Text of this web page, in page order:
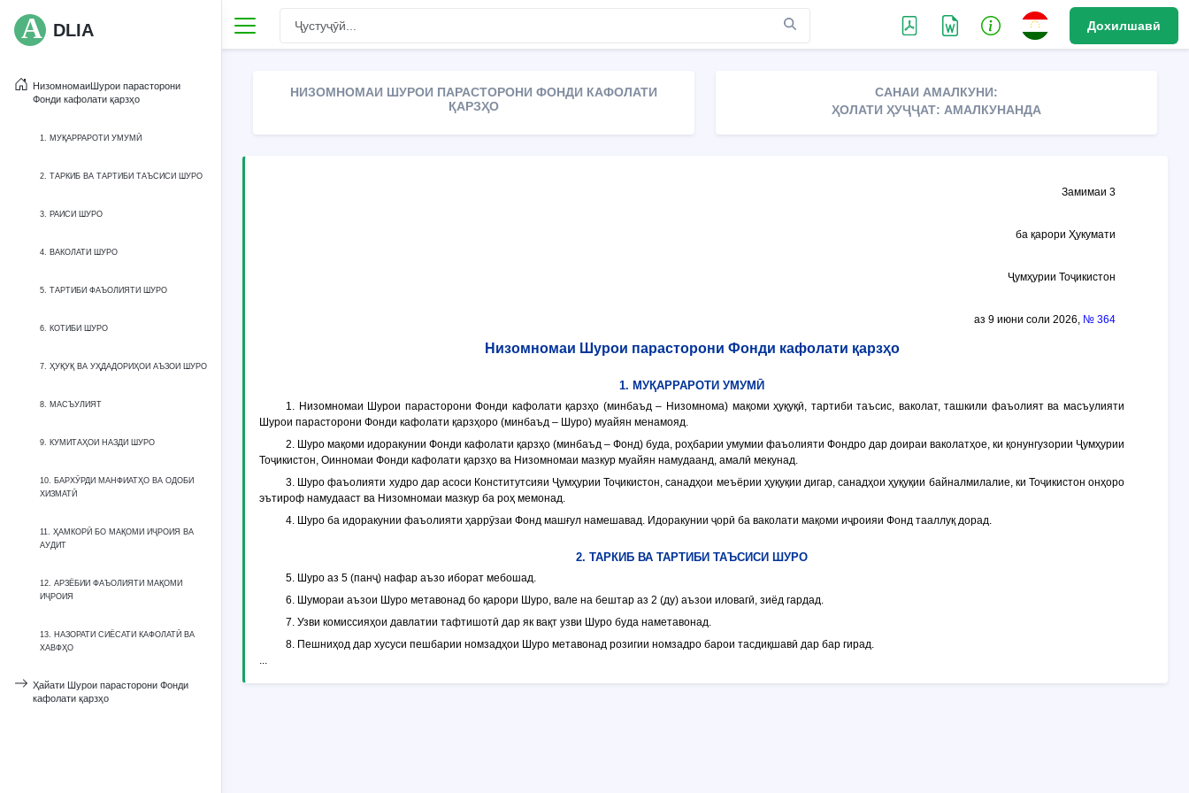
Дохилшавӣ
DLIA
НизомномаиШурои парасторони
Фонди кафолати қарзҳо
1. МУҚАРРАРОТИ УМУМӢ
2. ТАРКИБ ВА ТАРТИБИ ТАЪСИСИ ШУРО
3. РАИСИ ШУРО
4. ВАКОЛАТИ ШУРО
5. ТАРТИБИ ФАЪОЛИЯТИ ШУРО
6. КОТИБИ ШУРО
7. ҲУҚУҚ ВА УҲДАДОРИҲОИ АЪЗОИ ШУРО
8. МАСЪУЛИЯТ
9. КУМИТАҲОИ НАЗДИ ШУРО
10. БАРХӮРДИ МАНФИАТҲО ВА ОДОБИ
ХИЗМАТӢ
11. ҲАМКОРӢ БО МАҚОМИ ИҶРОИЯ ВА
АУДИТ
12. АРЗЁБИИ ФАЪОЛИЯТИ МАҚОМИ
ИҶРОИЯ
13. НАЗОРАТИ СИЁСАТИ КАФОЛАТӢ ВА
ХАВФҲО
Ҳайати Шурои парасторони Фонди
кафолати қарзҳо
НИЗОМНОМАИ ШУРОИ ПАРАСТОРОНИ ФОНДИ КАФОЛАТИ
ҚАРЗҲО
САНАИ АМАЛКУНИ:
ҲОЛАТИ ҲУҶҶАТ: АМАЛКУНАНДА
Замимаи 3
ба қарори Ҳукумати
Ҷумҳурии Тоҷикистон
аз 9 июни соли 2026, № 364
Низомномаи Шурои парасторони Фонди кафолати қарзҳо
1. МУҚАРРАРОТИ УМУМӢ
1. Низомномаи Шурои парасторони Фонди кафолати қарзҳо (минбаъд – Низомнома) мақоми ҳуқуқӣ, тартиби таъсис, ваколат, ташкили фаъолият ва масъулияти
Шурои парасторони Фонди кафолати қарзҳоро (минбаъд – Шуро) муайян менамояд.
2. Шуро мақоми идоракунии Фонди кафолати қарзҳо (минбаъд – Фонд) буда, роҳбарии умумии фаъолияти Фондро дар доираи ваколатҳое, ки қонунгузории Ҷумҳурии
Тоҷикистон, Оинномаи Фонди кафолати қарзҳо ва Низомномаи мазкур муайян намудаанд, амалӣ мекунад.
3. Шуро фаъолияти худро дар асоси Конститутсияи Ҷумҳурии Тоҷикистон, санадҳои меъёрии ҳуқуқии дигар, санадҳои ҳуқуқии байналмилалие, ки Тоҷикистон онҳоро
эътироф намудааст ва Низомномаи мазкур ба роҳ мемонад.
4. Шуро ба идоракунии фаъолияти ҳаррӯзаи Фонд машғул намешавад. Идоракунии ҷорӣ ба ваколати мақоми иҷроияи Фонд тааллуқ дорад.
2. ТАРКИБ ВА ТАРТИБИ ТАЪСИСИ ШУРО
5. Шуро аз 5 (панҷ) нафар аъзо иборат мебошад.
6. Шумораи аъзои Шуро метавонад бо қарори Шуро, вале на бештар аз 2 (ду) аъзои иловагӣ, зиёд гардад.
7. Узви комиссияҳои давлатии тафтишотӣ дар як вақт узви Шуро буда наметавонад.
8. Пешниҳод дар хусуси пешбарии номзадҳои Шуро метавонад розигии номзадро барои тасдиқшавӣ дар бар гирад.
...